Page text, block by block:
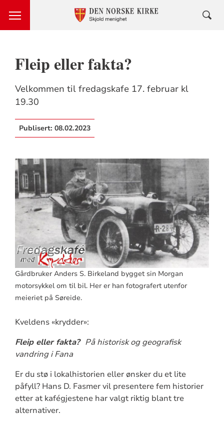
Fleip eller fakta?
Velkommen til fredagskafe 17. februar kl
19.30
Publisert: 08.02.2023
Gårdbruker Anders S. Birkeland bygget sin Morgan
motorsykkel om til bil. Her er han fotografert utenfor
meieriet på Søreide.
Kveldens «krydder»:
Fleip eller fakta? På historisk og geografisk
vandring i Fana
Er du stø i lokalhistorien eller ønsker du et lite
påfyll? Hans D. Fasmer vil presentere fem historier
etter at kafégjestene har valgt riktig blant tre
alternativer.